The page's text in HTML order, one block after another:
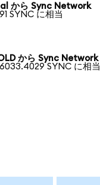
から Sync Network
SYNC に相当
から Sync Network
SYNC に相当